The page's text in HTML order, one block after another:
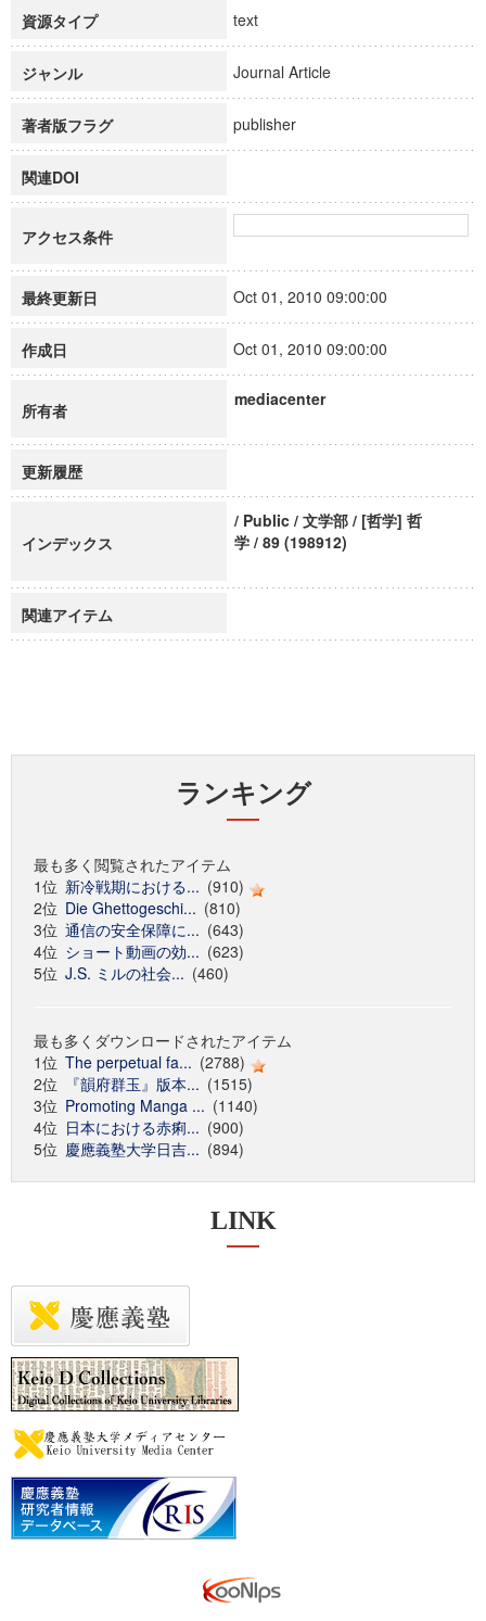
資源タイプ text
ジャンル Journal Article
著者版フラグ publisher
関連DOI
アクセス条件
最終更新日 Oct 01, 2010 09:00:00
作成日 Oct 01, 2010 09:00:00
所有者
mediacenter
更新履歴
インデックス
/ Public / 文学部 / [哲学] 哲
学 / 89 (198912)
関連アイテム
ランキング
最も多く閲覧されたアイテム
1位 新冷戦期における... (910)
2位 Die Ghettogeschi... (810)
3位 通信の安全保障に... (643)
4位 ショート動画の効... (623)
5位 J.S. ミルの社会... (460)
最も多くダウンロードされたアイテム
1位 The perpetual fa... (2788)
2位
『韻府群玉』版本... (1515)
3位 Promoting Manga ... (1140)
4位 日本における赤痢... (900)
5位 慶應義塾大学日吉... (894)
LINK